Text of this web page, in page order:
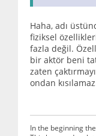
Haha, adı
fiziksel
fazla değil.
bir aktör beni
zaten
ondan
In the beginning